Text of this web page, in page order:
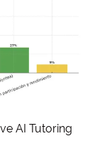
AI Tutoring